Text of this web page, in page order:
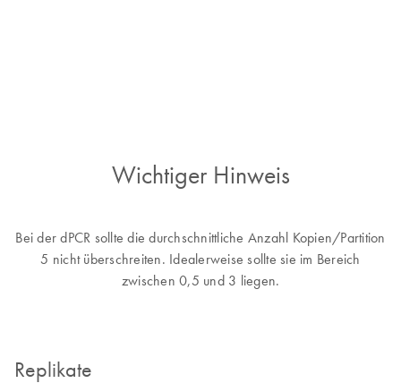
Wichtiger Hinweis
Bei der dPCR sollte die durchschnittliche Anzahl Kopien/Partition
5 nicht überschreiten. Idealerweise sollte sie im Bereich
zwischen 0,5 und 3 liegen.
Replikate